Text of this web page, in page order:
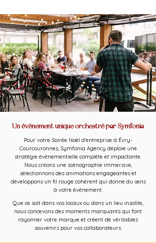
Un événement unique orchestré par Symfonia
Pour votre Soirée Noël d’entreprise à Évry-
Courcouronnes, Symfonia Agency déploie une
stratégie événementielle complète et impactante.
Nous créons une scénographie immersive,
sélectionnons des animations engageantes et
développons un fil rouge cohérent qui donne du sens
à votre événement.
Que ce soit dans vos locaux ou dans un lieu insolite,
nous concevons des moments marquants qui font
rayonner votre marque et créent de véritables
souvenirs pour vos collaborateurs.